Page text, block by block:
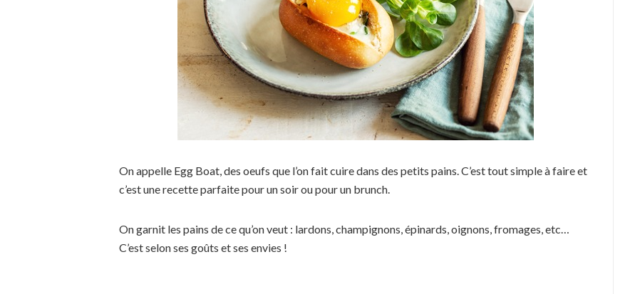
On appelle Egg Boat, des oeufs que l’on fait cuire dans des petits pains. C’est tout simple à faire et
c’est une recette parfaite pour un soir ou pour un brunch.
On garnit les pains de ce qu’on veut : lardons, champignons, épinards, oignons, fromages, etc…
C’est selon ses goûts et ses envies !